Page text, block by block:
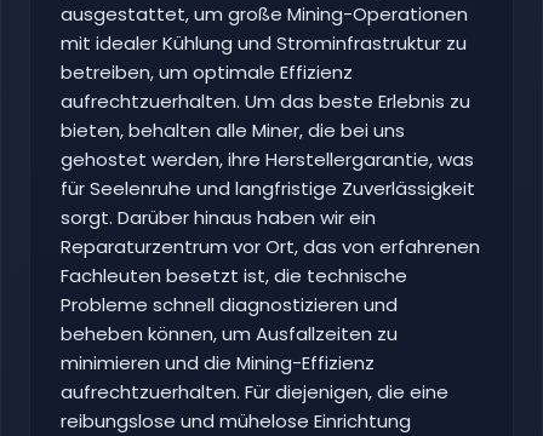
ausgestattet, um große Mining-Operationen
mit idealer Kühlung und Strominfrastruktur zu
betreiben, um optimale Effizienz
aufrechtzuerhalten. Um das beste Erlebnis zu
bieten, behalten alle Miner, die bei uns
gehostet werden, ihre Herstellergarantie, was
für Seelenruhe und langfristige Zuverlässigkeit
sorgt. Darüber hinaus haben wir ein
Reparaturzentrum vor Ort, das von erfahrenen
Fachleuten besetzt ist, die technische
Probleme schnell diagnostizieren und
beheben können, um Ausfallzeiten zu
minimieren und die Mining-Effizienz
aufrechtzuerhalten. Für diejenigen, die eine
reibungslose und mühelose Einrichtung